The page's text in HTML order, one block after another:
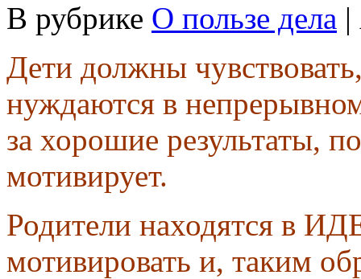
В рубрике О пользе дела
Дети должны
нуждаются в
за хорошие результаты,
мотивирует.
Родители находятся в
мотивировать и, таким